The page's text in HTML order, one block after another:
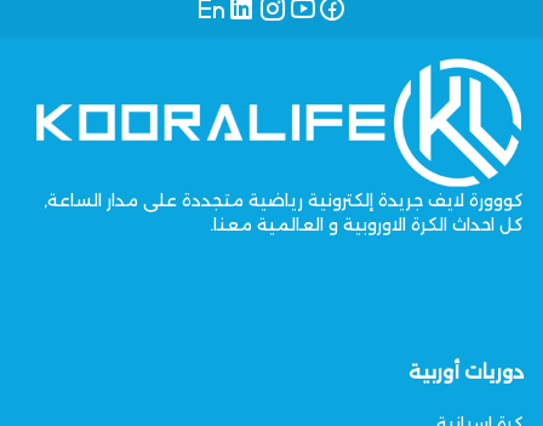
كووورة لايف جريدة إلكترونية رياضية متجددة على مدار الساعة,
كل احداث الكرة الاوروبية و العالمية معنا.
دوريات أوربية